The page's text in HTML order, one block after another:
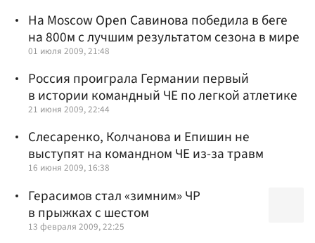
На Moscow Open Савинова победила в беге
на 800м с лучшим результатом сезона в мире
01 июля 2009, 21:48
Россия проиграла Германии первый
в истории командный ЧЕ по легкой атлетике
21 июня 2009, 22:44
Слесаренко, Колчанова и Епишин не
выступят на командном ЧЕ из-за травм
16 июня 2009, 16:38
Герасимов стал «зимним» ЧР
в прыжках с шестом
13 февраля 2009, 22:25